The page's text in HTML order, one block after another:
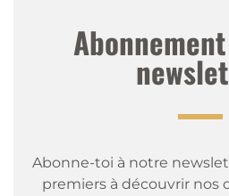
Abonne-toi à notre
premiers à découvrir nos